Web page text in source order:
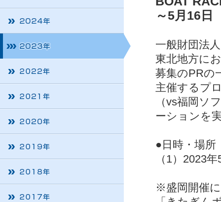
～5月16日
一般財団法
東北地方に
募集のPRの
主催するプ
（vs福岡ソ
ーションを
●日時・場所
（1）2023
※盛岡開催